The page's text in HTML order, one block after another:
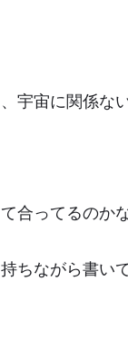
宇宙に関係な
合ってるのか
ちながら書い